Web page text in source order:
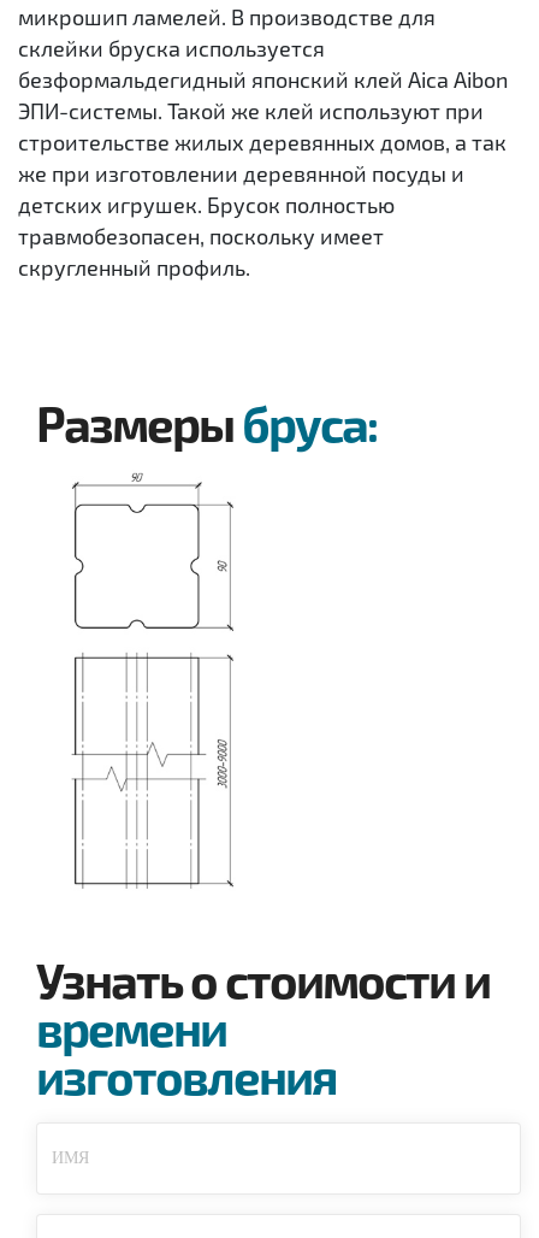
микрошип ламелей. В производстве для
склейки бруска используется
безформальдегидный японский клей Aica Aibon
ЭПИ-системы. Такой же клей используют при
строительстве жилых деревянных домов, а так
же при изготовлении деревянной посуды и
детских игрушек. Брусок полностью
травмобезопасен, поскольку имеет
скругленный профиль.
Размерыбруса:
Узнать о стоимости и
времени
изготовления